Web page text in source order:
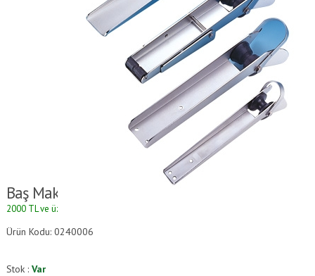
Baş Makarası
2000 TL ve üzeri alışverişlerde kargo ücretsizdir.
Ürün Kodu: 0240006
Stok :Var